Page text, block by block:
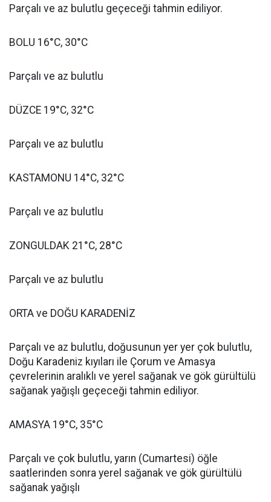
Parçalı ve az bulutlu geçeceği tahmin ediliyor.
BOLU 16°C, 30°C
Parçalı ve az bulutlu
DÜZCE 19°C, 32°C
Parçalı ve az bulutlu
KASTAMONU 14°C, 32°C
Parçalı ve az bulutlu
ZONGULDAK 21°C, 28°C
Parçalı ve az bulutlu
ORTA ve DOĞU KARADENİZ
Parçalı ve az bulutlu, doğusunun yer yer çok bulutlu,
Doğu Karadeniz kıyıları ile Çorum ve Amasya
çevrelerinin aralıklı ve yerel sağanak ve gök gürültülü
sağanak yağışlı geçeceği tahmin ediliyor.
AMASYA 19°C, 35°C
Parçalı ve çok bulutlu, yarın (Cumartesi) öğle
saatlerinden sonra yerel sağanak ve gök gürültülü
sağanak yağışlı